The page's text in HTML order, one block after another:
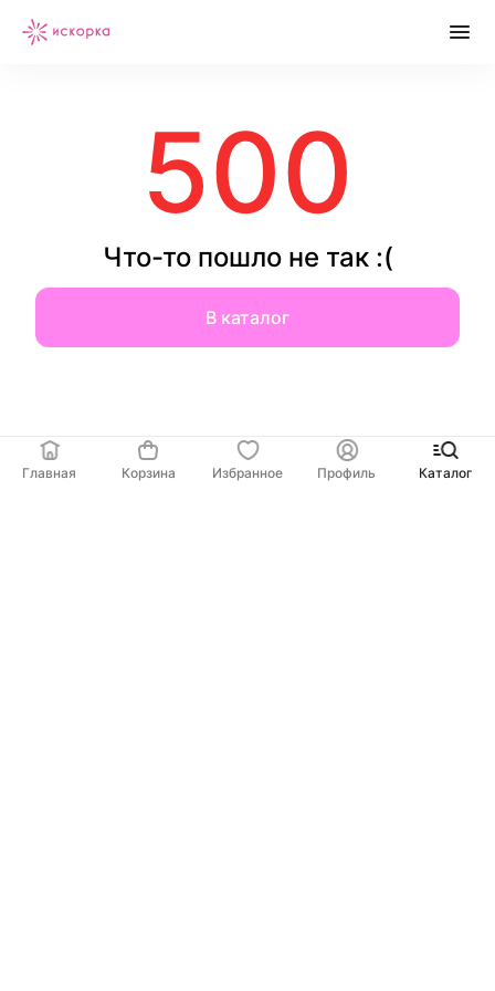
500
Что-то пошло не так :(
В каталог
Главная Корзина Избранное Профиль Каталог